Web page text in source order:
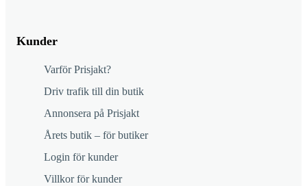
Kunder
Varför Prisjakt?
Driv trafik till din butik
Annonsera på Prisjakt
Årets butik – för butiker
Login för kunder
Villkor för kunder